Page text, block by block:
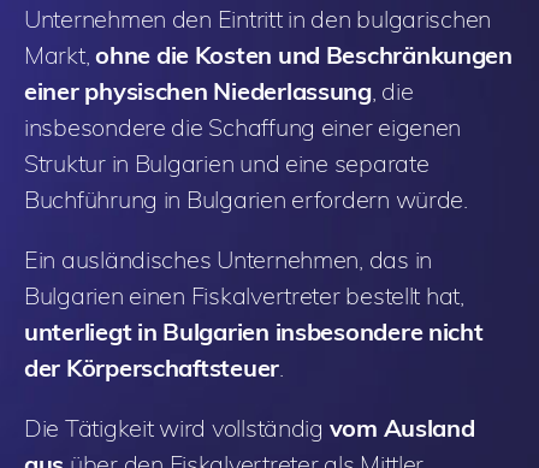
Unternehmen den Eintritt in den bulgarischen
Markt,ohne die Kosten und Beschränkungen
einer physischen Niederlassung, die
insbesondere die Schaffung einer eigenen
Struktur in Bulgarien und eine separate
Buchführung in Bulgarien erfordern würde.
Ein ausländisches Unternehmen, das in
Bulgarien einen Fiskalvertreter bestellt hat,
unterliegt in Bulgarien insbesondere nicht
der Körperschaftsteuer.
Die Tätigkeit wird vollständig vom Ausland